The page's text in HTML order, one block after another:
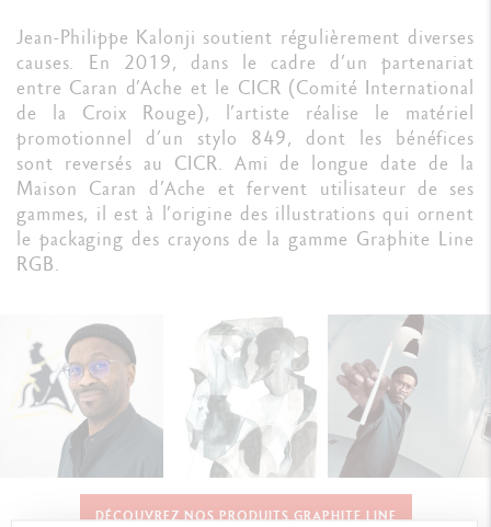
Jean-Philippe Kalonji soutient régulièrement diverses
causes. En 2019, dans le cadre d’un partenariat
entre Caran d’Ache et le CICR (Comité International
de la Croix Rouge), l’artiste réalise le matériel
promotionnel d’un stylo 849, dont les bénéfices
sont reversés au CICR. Ami de longue date de la
Maison Caran d’Ache et fervent utilisateur de ses
gammes, il est à l’origine des illustrations qui ornent
le packaging des crayons de la gamme Graphite Line
RGB.
DÉCOUVREZ NOS PRODUITS GRAPHITE LINE